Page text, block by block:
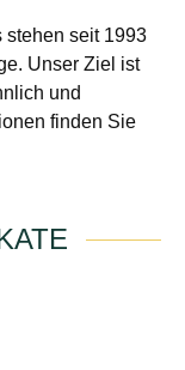
stehen seit 1993
Unser Ziel ist
und
finden Sie